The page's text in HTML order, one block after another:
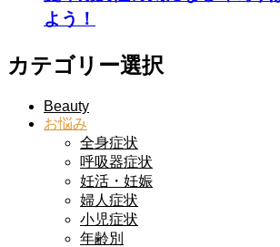
よう！
カテゴリー選択
Beauty
お悩み
全身症状
呼吸器症状
妊活・妊娠
婦人症状
小児症状
年齢別